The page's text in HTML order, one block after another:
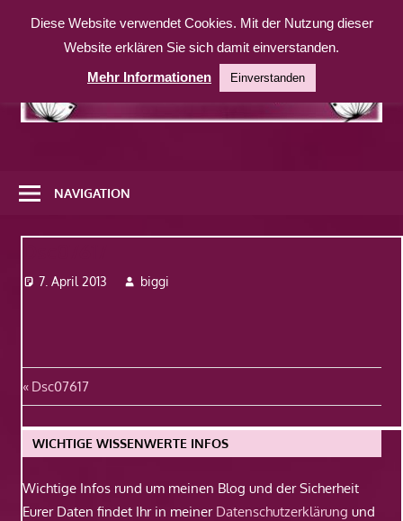
Inhalt
weitere
Website
NAVIGATION
7. April 2013 biggi
Beitragsnavigation
Vorheriger
Beitrag:
Dsc07617
WICHTIGE WISSENWERTE INFOS
Wichtige Infos rund um meinen Blog und der Sicherheit
Eurer Daten findet Ihr in meiner Datenschutzerklärung und
Diese Website verwendet Cookies. Mit der Nutzung dieser
Website erklären Sie sich damit einverstanden.
Mehr Informationen
Einverstanden